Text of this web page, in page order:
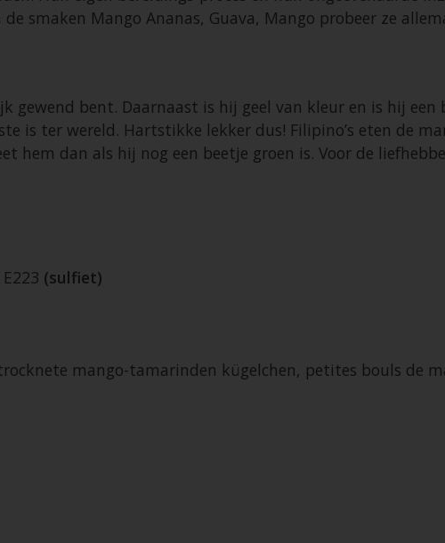
smaken Mango Ananas, Guava, Mango probeer ze
gewend bent. Daarnaast is hij geel van kleur en is hij een
is ter wereld. Hartstikke lekker dus! Filipino’s eten de
hem dan als hij nog een beetje groen is. Voor de
(sulfiet)
mango-tamarinden kügelchen, petites bouls de